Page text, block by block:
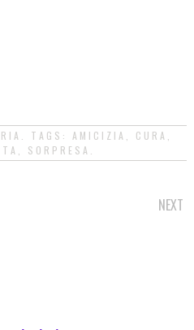
. TAGS: AMICIZIA CURA
SORPRESA
NEXT